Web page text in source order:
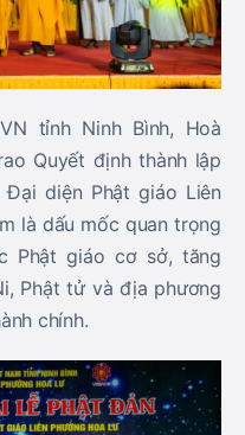
tỉnh Ninh Bình, Hoà
Quyết định thành lập
diện Phật giáo Liên
là dấu mốc quan trọng
Phật giáo cơ sở, tăng
Phật tử và địa phương
chính.